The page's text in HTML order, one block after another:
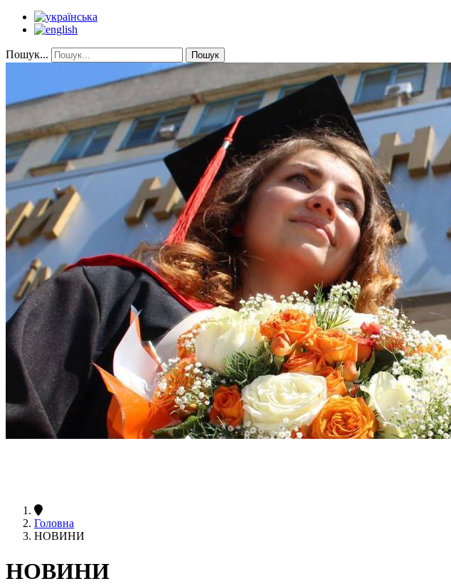
Пошук... Пошук
Головна
НОВИНИ
НОВИНИ